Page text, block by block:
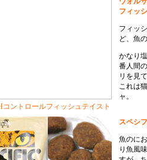
コントロールフィッシュテイスト
フィッ
フィッ
ど、魚
かなり
番人間
リを見
これは
ャ。
スペシ
魚のに
り魚風